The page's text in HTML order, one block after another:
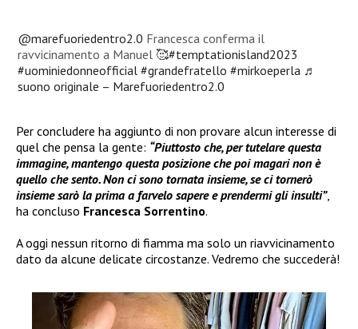
@marefuoriedentro2.0 Francesca conferma il
ravvicinamento a Manuel 🥰#temptationisland2023
#uominiedonneofficial #grandefratello #mirkoeperla ♬
suono originale – Marefuoriedentro2.0
Per concludere ha aggiunto di non provare alcun interesse di
quel che pensa la gente: “Piuttosto che, per tutelare questa
immagine, mantengo questa posizione che poi magari non è
quello che sento. Non ci sono tornata insieme, se ci tornerò
insieme sarò la prima a farvelo sapere e prendermi gli insulti”,
ha concluso Francesca Sorrentino.
A oggi nessun ritorno di fiamma ma solo un riavvicinamento
dato da alcune delicate circostanze. Vedremo che succederà!